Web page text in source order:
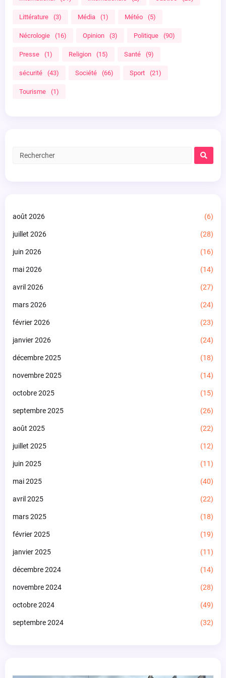
Littérature (3) Média (1) Météo (5)
Nécrologie (16) Opinion (3) Politique (90)
Presse (1) Religion (15) Santé (9)
sécurité (43) Société (66) Sport (21)
Tourisme (1)
août 2026 (6)
juillet 2026 (28)
juin 2026 (16)
mai 2026 (14)
avril 2026 (27)
mars 2026 (24)
février 2026 (23)
janvier 2026 (24)
décembre 2025 (18)
novembre 2025 (14)
octobre 2025 (15)
septembre 2025 (26)
août 2025 (22)
juillet 2025 (12)
juin 2025 (11)
mai 2025 (40)
avril 2025 (22)
mars 2025 (18)
février 2025 (19)
janvier 2025 (11)
décembre 2024 (14)
novembre 2024 (28)
octobre 2024 (49)
septembre 2024 (32)